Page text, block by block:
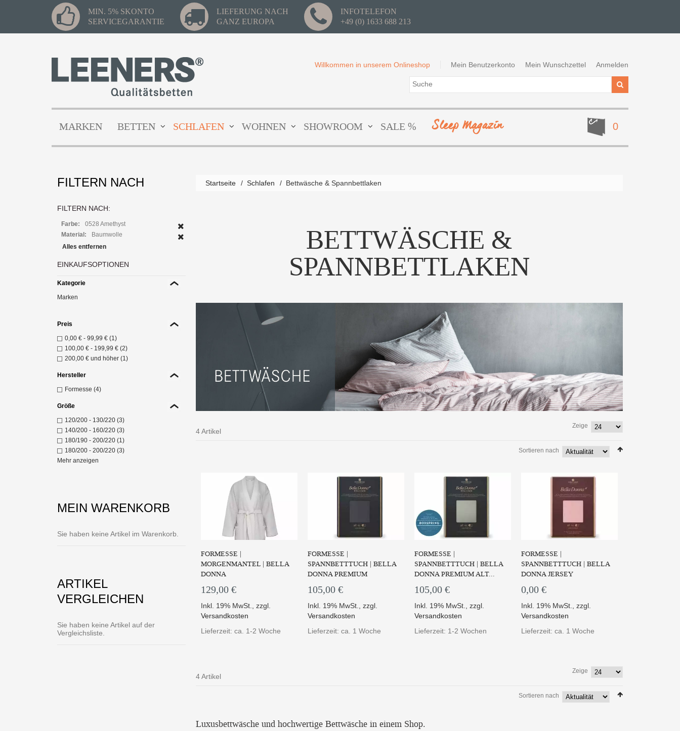
MIN. 5% SKONTO
SERVICEGARANTIE
LIEFERUNG NACH
GANZ EUROPA
INFOTELEFON
+49 (0) 1633 688 213
Mein Benutzerkonto Mein Wunschzettel Anmelden
Willkommen in unserem Onlineshop
0
MARKEN BETTEN SCHLAFEN WOHNEN SHOWROOM SALE % Sleep Magazin
Startseite / Schlafen / Bettwäsche & Spannbettlaken
BETTWÄSCHE &
SPANNBETTLAKEN
4 Artikel
Zeige
Sortieren nach
FORMESSE |
MORGENMANTEL | BELLA
DONNA
129,00 €
Inkl. 19% MwSt.,zzgl.
Versandkosten
Lieferzeit: ca. 1-2 Woche
FORMESSE |
SPANNBETTTUCH | BELLA
DONNA PREMIUM
105,00 €
Inkl. 19% MwSt., zzgl.
Versandkosten
Lieferzeit: ca. 1 Woche
Die Premium-Ausführung von
Bella Donna - Noch...
FORMESSE |
SPANNBETTTUCH | BELLA
DONNA PREMIUM ALT...
105,00 €
Inkl. 19% MwSt., zzgl.
Versandkosten
Lieferzeit: 1-2 Wochen
Die Premium-Ausführung von
Bella Donna - Noch...
FORMESSE |
SPANNBETTTUCH | BELLA
DONNA JERSEY
0,00 €
Inkl. 19% MwSt., zzgl.
Versandkosten
Lieferzeit: ca. 1 Woche
4 Artikel
Zeige
Sortieren nach
Luxusbettwäsche und hochwertige Bettwäsche in einem Shop.
FILTERN NACH
FILTERN NACH:
Farbe:
0528 Amethyst
Material:
Baumwolle
Alles entfernen
EINKAUFSOPTIONEN
Kategorie
Marken
Preis
0,00 € -99,99 € (1)
100,00 € - 199,99 € (2)
200,00 € und höher (1)
Hersteller
Formesse (4)
Größe
120/200 - 130/220 (3)
140/200 - 160/220 (3)
180/190 - 200/220 (1)
180/200 - 200/220 (3)
Mehr anzeigen
MEIN WARENKORB
Sie haben keine Artikel im Warenkorb.
ARTIKEL
VERGLEICHEN
Sie haben keine Artikel auf der
Vergleichsliste.